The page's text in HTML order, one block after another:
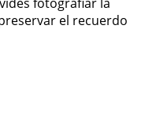
el recuerdo